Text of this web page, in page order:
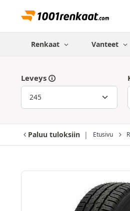
Renkaat Vanteet
Leveys
Paluu tuloksiin Etusivu